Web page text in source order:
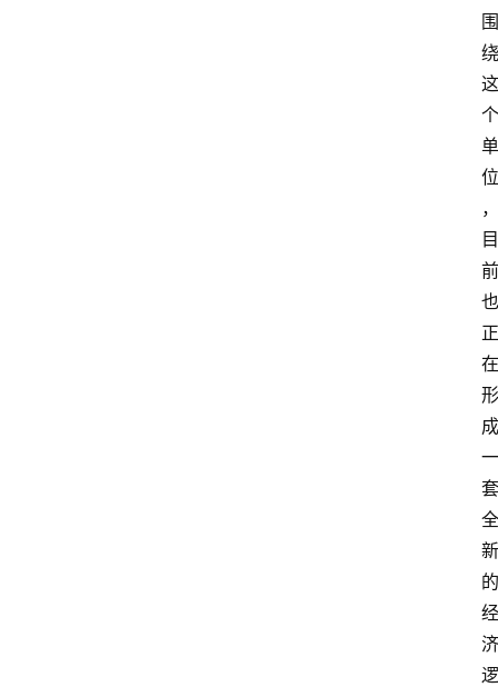
围
绕
这
个
单
位
，
目
前
也
正
在
形
成
一
套
全
新
的
经
济
逻